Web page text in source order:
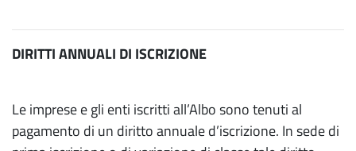
DIRITTI ANNUALI DI ISCRIZIONE
Le imprese e gli enti iscritti all’Albo sono tenuti al
pagamento di un diritto annuale d’iscrizione. In sede di